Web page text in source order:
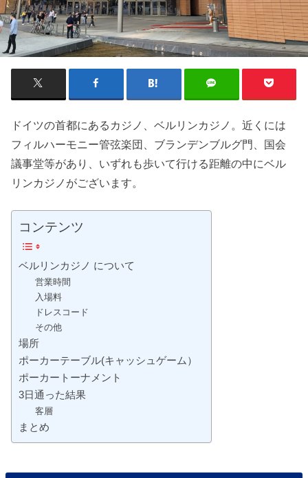
ドイツの首都にあるカジノ、ベルリンカジノ。近くには
フィルハーモニー管弦楽団、ブランデンブルグ門、国会
議事堂等があり、いずれも歩いて行ける距離の中にベル
リンカジノがございます。
コンテンツ
ベルリンカジノ について
営業時間
入場料
ドレスコード
その他
場所
ポーカーテーブル(キャッシュゲーム）
ポーカートーナメント
3日通った結果
客層
まとめ